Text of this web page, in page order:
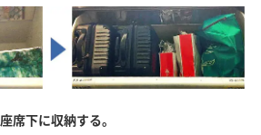
座席下に収納する。